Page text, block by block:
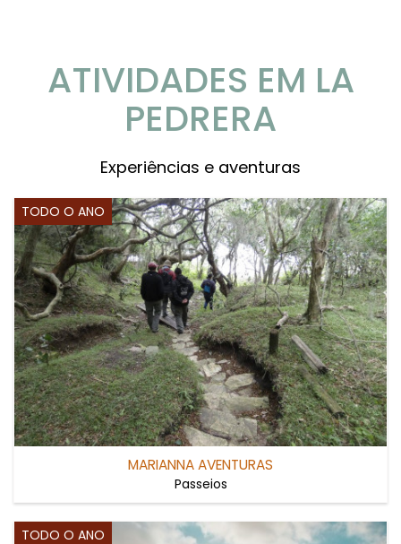
ATIVIDADES EM LA
PEDRERA
Experiências e aventuras
TODO O ANO
MARIANNA AVENTURAS
Passeios
TODO O ANO